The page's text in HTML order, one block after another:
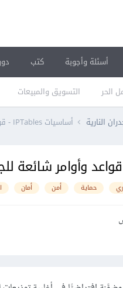
الحر التسويق والمبيعات
أسئلة وأجوبة كتب
النارية أساسيات IPTables - قواعد وأوامر شائعة للجدار الناري
حماية أمن أمان